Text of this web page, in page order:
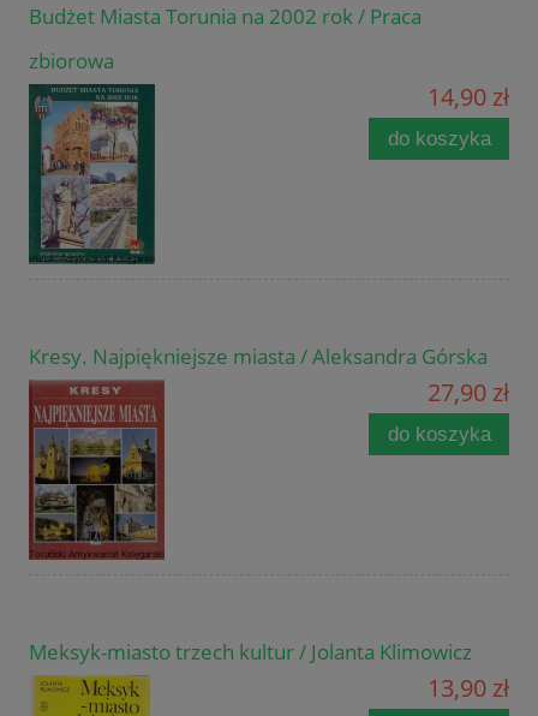
Budżet Miasta Torunia na 2002 rok / Praca
zbiorowa
14,90 zł
do koszyka
Kresy. Najpiękniejsze miasta / Aleksandra Górska
27,90 zł
do koszyka
Meksyk-miasto trzech kultur / Jolanta Klimowicz
13,90 zł